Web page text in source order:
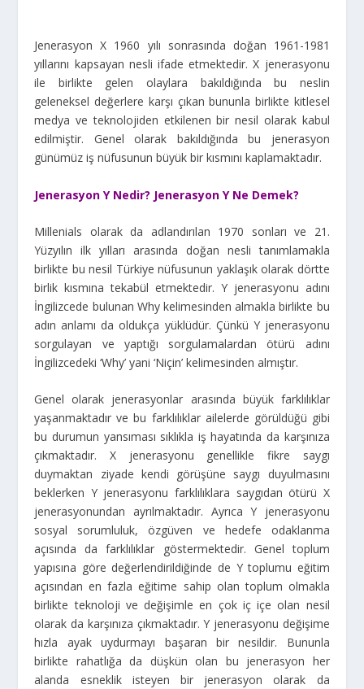
Jenerasyon X 1960 yılı sonrasında doğan 1961-1981
yıllarını kapsayan nesli ifade etmektedir. X jenerasyonu
ile birlikte gelen olaylara bakıldığında bu neslin
geleneksel değerlere karşı çıkan bununla birlikte kitlesel
medya ve teknolojiden etkilenen bir nesil olarak kabul
edilmiştir. Genel olarak bakıldığında bu jenerasyon
günümüz iş nüfusunun büyük bir kısmını kaplamaktadır.
Jenerasyon Y Nedir? Jenerasyon Y Ne Demek?
Millenials olarak da adlandırılan 1970 sonları ve 21.
Yüzyılın ilk yılları arasında doğan nesli tanımlamakla
birlikte bu nesil Türkiye nüfusunun yaklaşık olarak dörtte
birlik kısmına tekabül etmektedir. Y jenerasyonu adını
İngilizcede bulunan Why kelimesinden almakla birlikte bu
adın anlamı da oldukça yüklüdür. Çünkü Y jenerasyonu
sorgulayan ve yaptığı sorgulamalardan ötürü adını
İngilizcedeki ‘Why’ yani ‘Niçin’ kelimesinden almıştır.
Genel olarak jenerasyonlar arasında büyük farklılıklar
yaşanmaktadır ve bu farklılıklar ailelerde görüldüğü gibi
bu durumun yansıması sıklıkla iş hayatında da karşınıza
çıkmaktadır. X jenerasyonu genellikle fikre saygı
duymaktan ziyade kendi görüşüne saygı duyulmasını
beklerken Y jenerasyonu farklılıklara saygıdan ötürü X
jenerasyonundan ayrılmaktadır. Ayrıca Y jenerasyonu
sosyal sorumluluk, özgüven ve hedefe odaklanma
açısında da farklılıklar göstermektedir. Genel toplum
yapısına göre değerlendirildiğinde de Y toplumu eğitim
açısından en fazla eğitime sahip olan toplum olmakla
birlikte teknoloji ve değişimle en çok iç içe olan nesil
olarak da karşınıza çıkmaktadır. Y jenerasyonu değişime
hızla ayak uydurmayı başaran bir nesildir. Bununla
birlikte rahatlığa da düşkün olan bu jenerasyon her
alanda esneklik isteyen bir jenerasyon olarak da